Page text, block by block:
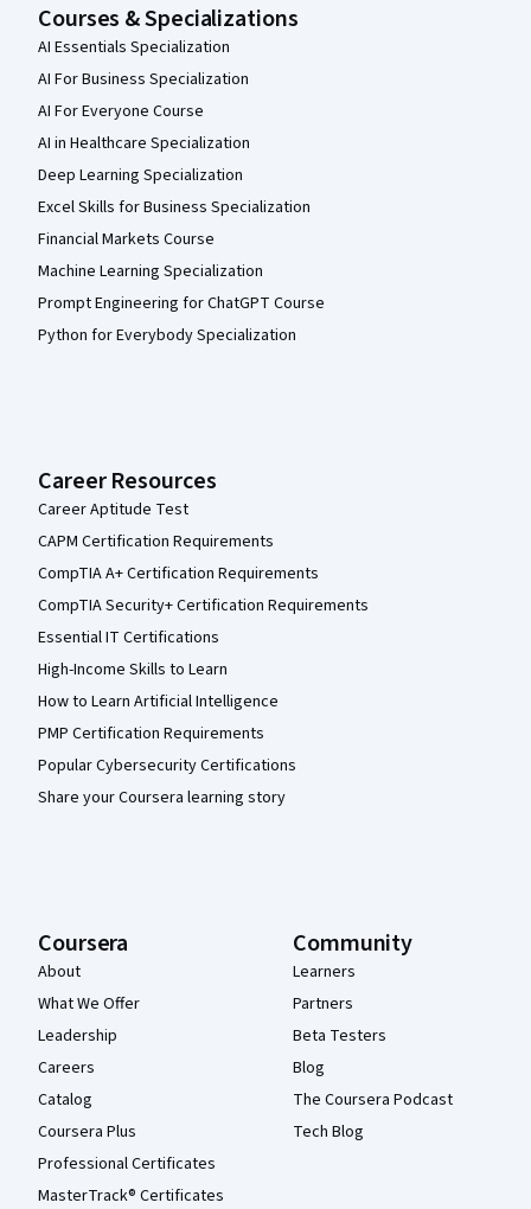
Courses & Specializations
AI Essentials Specialization
AI For Business Specialization
AI For Everyone Course
AI in Healthcare Specialization
Deep Learning Specialization
Excel Skills for Business Specialization
Financial Markets Course
Machine Learning Specialization
Prompt Engineering for ChatGPT Course
Python for Everybody Specialization
Career Resources
Career Aptitude Test
CAPM Certification Requirements
CompTIA A+ Certification Requirements
CompTIA Security+ Certification Requirements
Essential IT Certifications
High-Income Skills to Learn
How to Learn Artificial Intelligence
PMP Certification Requirements
Popular Cybersecurity Certifications
Share your Coursera learning story
Coursera
About
What We Offer
Leadership
Careers
Catalog
Coursera Plus
Professional Certificates
MasterTrack® Certificates
Community
Learners
Partners
Beta Testers
Blog
The Coursera Podcast
Tech Blog